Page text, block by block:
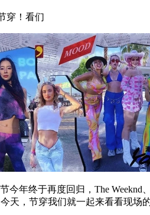
穿！看们
年终于再度回归，The Weeknd
天，节穿我们就一起来看看现场